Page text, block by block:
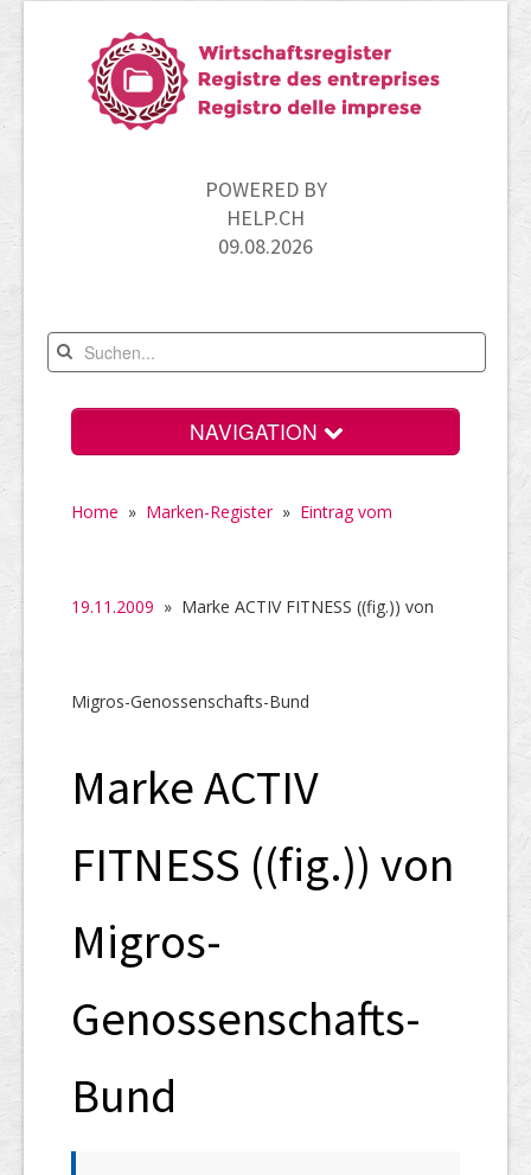
POWERED BY
HELP.CH
09.08.2026
NAVIGATION
UID-Register
Links
Home » Marken-Register» Eintrag vom
19.11.2009 » Marke ACTIV FITNESS ((fig.)) von
Migros-Genossenschafts-Bund
Marke ACTIV
FITNESS ((fig.)) von
Migros-
Genossenschafts-
Bund